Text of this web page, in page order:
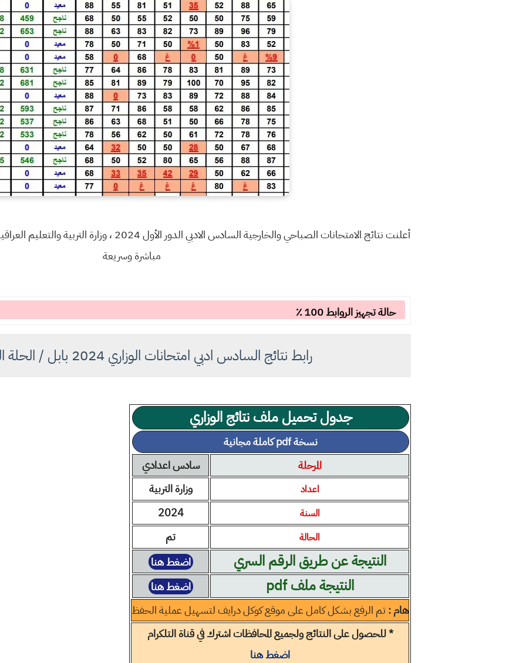
أعلنت نتائج الامتحانات الصباحي والخارجية السادس الادبي
مباشرة وسريعة
حالة تجهيز الروابط 100 ٪
رابط نتائج السادس ادبي امتحانات الوزاري 2024 بابل / الحلة الدور الأول
جدول تحميل ملف نتائج الوزاري
نسخة pdf كاملة مجانية
المرحلة
سادس اعدادي
اعداد وزارة التربية
السنة 2024
الحالة تم
النتيجة عن طريق الرقم السري اضغط هنا
النتيجة ملف pdf
اضغط هنا
هام :تم الرفع بشكل كامل على موقع كوكل درايف لتسهيل عملية الحفظ
* للحصول على النتائج ولجميع المحافظات اشترك في قناة التلكرام
اضغط هنا